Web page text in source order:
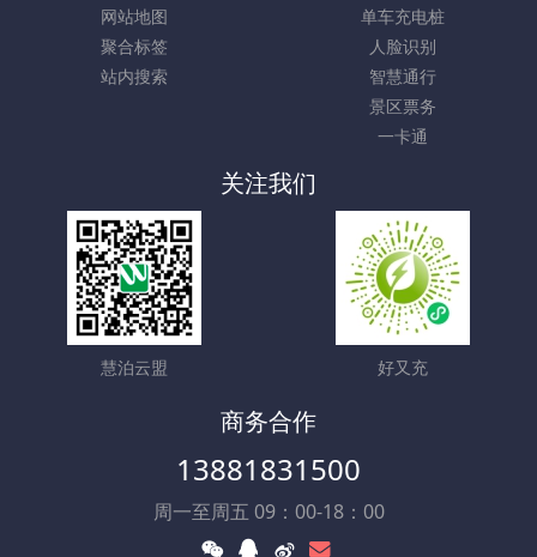
单车充电桩
人脸识别
智慧通行
景区票务
一卡通
网站地图
聚合标签
站内搜索
关注我们
慧泊云盟 好又充
商务合作
13881831500
周一至周五 09：00-18：00